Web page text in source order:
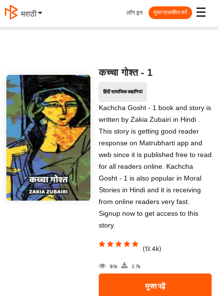
मराठी ☰
लॉग इन मुक्त प्रकाशित करें
कच्चा गोश्त - 1
हिंदी सामाजिक कहानियां
Kachcha Gosht - 1 book and story is
written by Zakia Zubairi in Hindi .
This story is getting good reader
response on Matrubharti app and
web since it is published free to read
for all readers online. Kachcha
Gosht - 1 is also popular in Moral
Stories in Hindi and it is receiving
from online readers very fast.
Signup now to get access to this
story.
(13.4k)
9.1k 2.7k
मुफ्त पढ़ें